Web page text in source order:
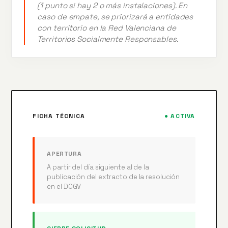
(1 punto si hay 2 o más instalaciones). En
caso de empate, se priorizará a entidades
con territorio en la Red Valenciana de
Territorios Socialmente Responsables.
FICHA TÉCNICA ● ACTIVA
APERTURA
A partir del día siguiente al de la
publicación del extracto de la resolución
en el DOGV